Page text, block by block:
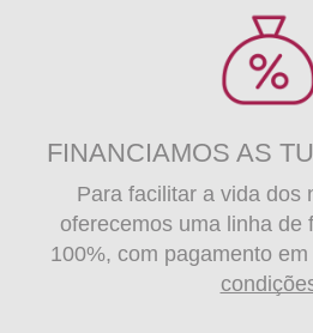
FINANCIAMOS AS
Para facilitar a vida dos
oferecemos uma linha de
100%, com pagamento